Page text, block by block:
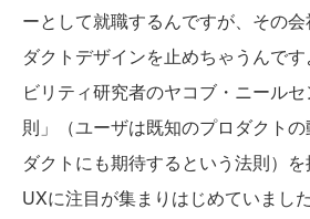
ーとして就職するんですが、その
ダクトデザインを止めちゃうんで
ビリティ研究者のヤコブ・ニール
則」（ユーザは既知のプロダクト
ダクトにも期待するという法則）
UXに注目が集まりはじめていまし